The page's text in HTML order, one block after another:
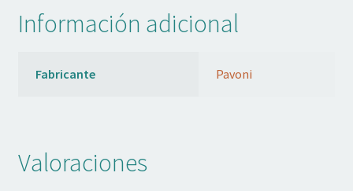
Información adicional
Fabricante Pavoni
Valoraciones